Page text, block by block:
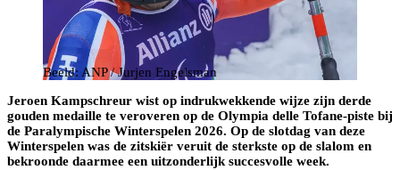
Beeld: ANP / Jurjen Engelsman
Jeroen Kampschreur wist op indrukwekkende wijze zijn derde
gouden medaille te veroveren op de Olympia delle Tofane-piste bij
de Paralympische Winterspelen 2026. Op de slotdag van deze
Winterspelen was de zitskiër veruit de sterkste op de slalom en
bekroonde daarmee een uitzonderlijk succesvolle week.